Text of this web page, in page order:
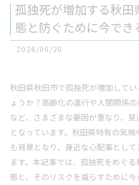
孤独死が増加する秋田
態と防ぐために今でき
2026/06/20
秋田県秋田市で孤独死が増加して
ょうか？高齢化の進行や人間関係
など、さまざまな要因が重なり、
となっています。秋田県特有の気
も背景となり、身近な心配事とし
ます。本記事では、孤独死をめぐ
態と、そのリスクを減らすために